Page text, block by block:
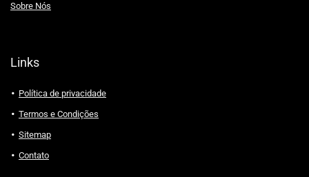
Sobre Nós
Links
Política de privacidade
Termos e Condições
Sitemap
Contato